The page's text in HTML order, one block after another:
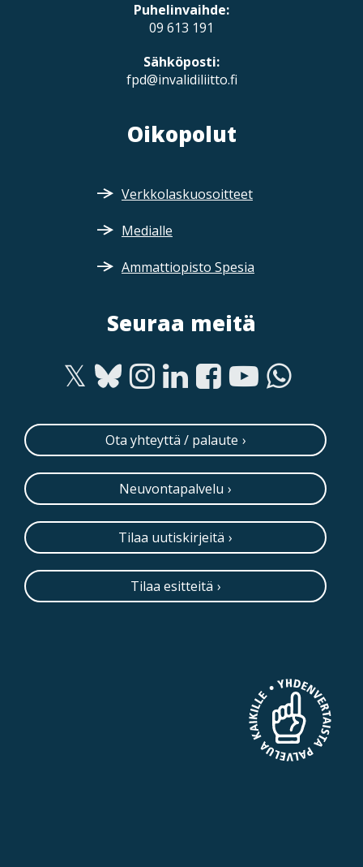
Puhelinvaihde:
09 613 191
Sähköposti:
fpd@invalidiliitto.fi
Oikopolut
Verkkolaskuosoitteet
Medialle
Ammattiopisto Spesia
Seuraa meitä
Ota yhteyttä / palaute
Neuvontapalvelu
Tilaa uutiskirjeitä
Tilaa esitteitä